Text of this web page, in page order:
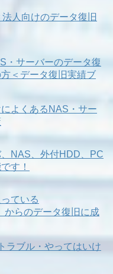
人向けのデータ復旧
・サーバーのデータ復
＜データ復旧実績ブ
よくあるNAS・サー
NAS、外付HDD、PC
す！
ている
からのデータ復旧に成
ラブル・やってはいけ